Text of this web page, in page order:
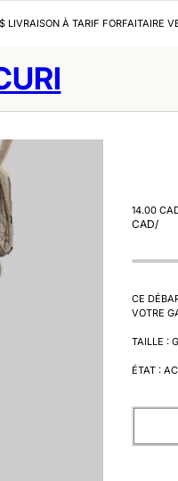
À TARIF FORFAITAIRE
14.00
CAD/
CE
VOTRE
TAILLE :
ÉTAT :